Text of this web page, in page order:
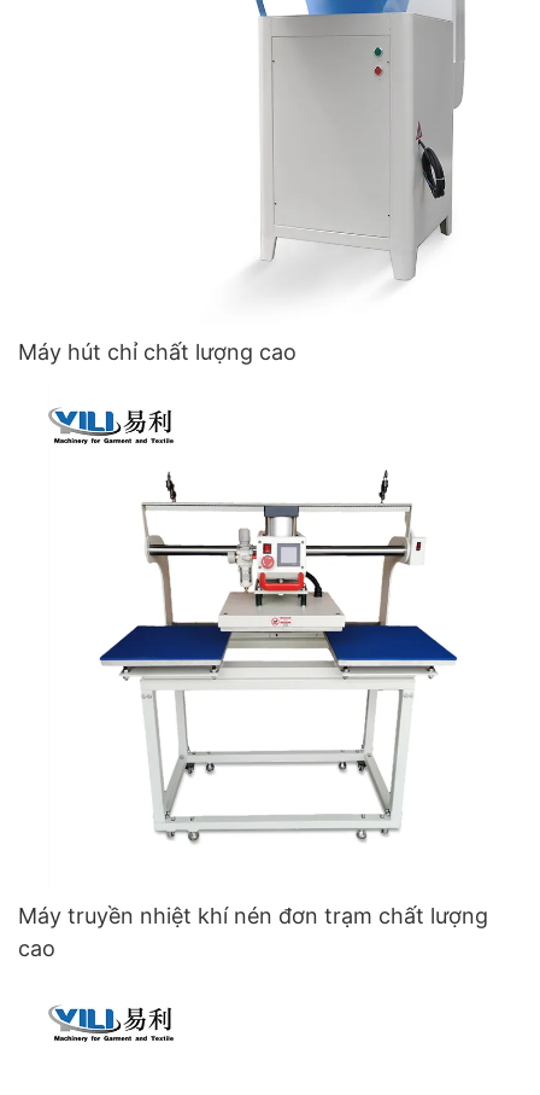
Máy hút chỉ chất lượng cao
Máy truyền nhiệt khí nén đơn trạm chất lượng
cao